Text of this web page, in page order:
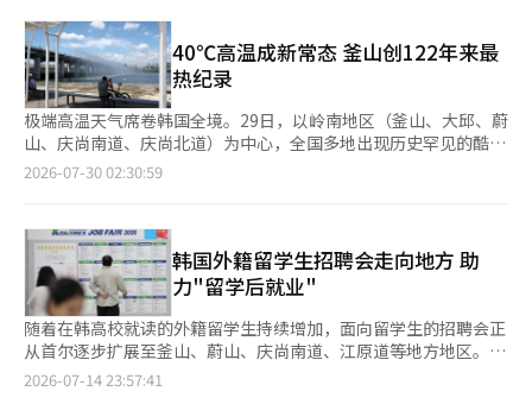
2026）将于9月9日至11日在昌原会议中心（CECO）举行。这是
继2024年之后第二次举办的大规模外资吸引平台。 省政府计划邀
请约200名“真实投资者”，包括全球酒店和度假企业及国内外资
产管理公司，推动对南海岸10多个旅游节点的投资。为此，从本月
起，省政府已启动了利用KTX、KOTRA世界贸易中心、驻韩美国
商会（AMCHAM）等主要节点的全方位宣传网络。 然而，相较于
正式的宣传活动，吸引全球资本投资的“决定性一击”仍显不足。
与已具备基础设施和知名度的其他地方相比，庆南需要提出明确的
在进行具体化与其他地区的特色和优势的工作。 庆南道投资吸引
科的相关人士表示：“我们正在与18个市县和庆南投资厅持续召开
会议，寻找庆南独特特色的补充点。” 作为投资吸引的核心标
准，10多个旅游投资候选地（考察地）尚未公开。对此，省政府相
关人士表示：“我们正在进行实务讨论，以便不仅介绍土地，还能
与周边旅游内容结合，使其对海外投资者更具吸引力，并将在活动
前做好准备。” 投资界人士指出，旅游投资吸引活动不应仅停留
在网络交流或低效的MOU签署上。 为了使庆南推进的第二次国际
40℃高温成新常态 釜山创122年来最
热纪录
极端高温天气席卷韩国全境。29日，以岭南地区（釜山、大邱、蔚
山、庆尚南道、庆尚北道）为中心，全国多地出现历史罕见的酷暑
天气，庆尚南道梁山市气温突破40℃，釜山也刷新自有气象观测以
40℃的地区，也打破了该市本月26日刚刚创下的39.3℃纪录，短
短3天内再次刷新历史最高气温。 釜山当天也迎来创纪录高温。位
于釜山市代表性气象观测站的最高气温于下午2时56分达到
38.8℃，刷新自1904年开始气象观测以来近122年的历史最高纪
录，较此前2016年8月14日创下的37.3℃高出1.5℃。 当天，庆尚
南道北昌原、金海和釜山北区最高气温均达到39℃，昌原市和釜山
金井区达到38.8℃，北釜山38.7℃度，昌宁38.6℃，陕川38.5℃，
均处于危险高温水平。 体感温度同样“火辣辣”，梁山市最高体
2026-07-30 02:30:59
韩国外籍留学生招聘会走向地方 助
力"留学后就业"
随着在韩高校就读的外籍留学生持续增加，面向留学生的招聘会正
从首尔逐步扩展至釜山、蔚山、庆尚南道、江原道等地方地区。韩
国正从“吸引留学生”迈向“留住留学生”，力图帮助更多外籍留
2026-07-14 23:57:41